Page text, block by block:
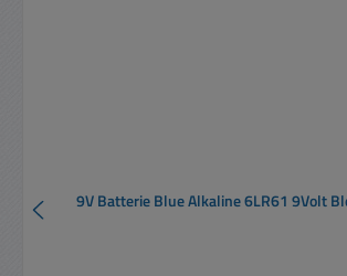
9V Batterie Blue Alkaline 6LR61 9Volt